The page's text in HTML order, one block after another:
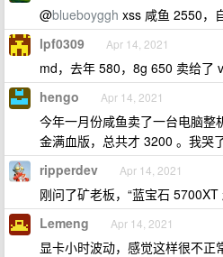
@blueboyggh xss 咸鱼 2550，
lpf0309 Apr 14, 2021
md，去年 580，8g 650 卖给了
hengo Apr 14, 2021
今年一月份咸鱼卖了一台电脑整
金满血版，总共才 3200 。我哭
ripperdev Apr 14, 2021
刚问了矿老板，“蓝宝石
Lemeng Apr 14, 2021
显卡小时波动，感觉这样很不